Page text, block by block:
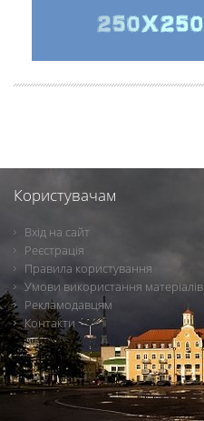
Користувачам
Вхід на сайт
Реєстрація
Правила користування
Умови використання матеріалів
Рекламодавцям
Контакти